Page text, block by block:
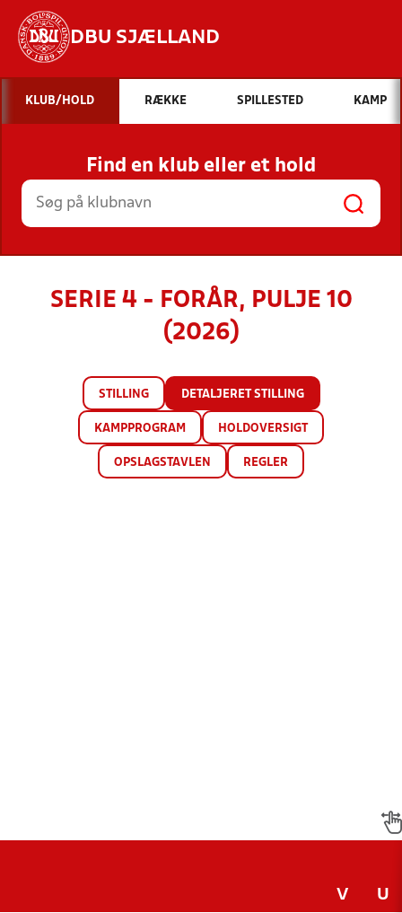
DBU SJÆLLAND
Hvad vil du søge efter?
INDHOLD OG NYHEDER
STILLINGER, RESULTATER, KLUBBER OG
HOLD
KLUB/HOLD RÆKKE SPILLESTED KAMP
Find en klub eller et hold
SERIE 4 - FORÅR, PULJE 10
(2026)
STILLING DETALJERET STILLING
KAMPPROGRAM HOLDOVERSIGT
OPSLAGSTAVLEN REGLER
V U